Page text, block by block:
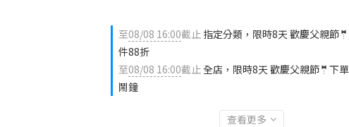
至08/08 16:00截止 指定分類，限時8天 歡慶父親節
件88折
至08/08 16:00截止全店，限時8天 歡慶父親節🤵下
鬧鐘
查看更多